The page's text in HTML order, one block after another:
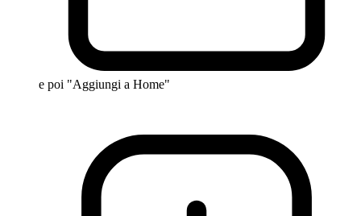
e poi "Aggiungi a Home"